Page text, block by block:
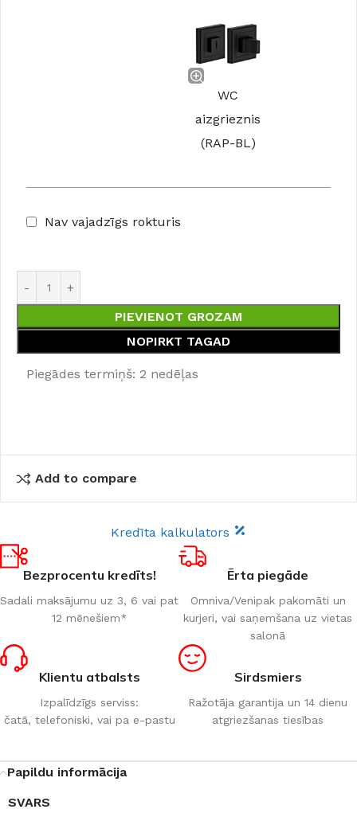
WC
aizgrieznis
(RAP-BL)
Nav vajadzīgs rokturis
PIEVIENOT GROZAM
NOPIRKT TAGAD
Piegādes termiņš: 2 nedēļas
Add to compare
Kredīta kalkulators
Bezprocentu kredīts!
Sadali maksājumu uz 3, 6 vai pat
12 mēnešiem*
Ērta piegāde
Omniva/Venipak pakomāti un
kurjeri, vai saņemšana uz vietas
salonā
Klientu atbalsts
Izpalīdzīgs serviss:
čatā, telefoniski, vai pa e-pastu
Sirdsmiers
Ražotāja garantija un 14 dienu
atgriezšanas tiesības
Papildu informācija
SVARS